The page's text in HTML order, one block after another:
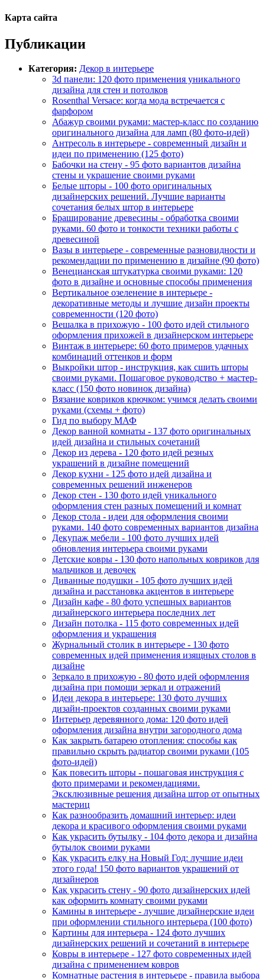
Карта сайта
Публикации
Категория: Декор в интерьере
3d панели: 120 фото применения уникального
дизайна для стен и потолков
Rosenthal Versace: когда мода встречается с
фарфором
Абажур своими руками: мастер-класс по созданию
оригинального дизайна для ламп (80 фото-идей)
Антресоль в интерьере - современный дизайн и
идеи по применению (125 фото)
Бабочки на стену - 95 фото вариантов дизайна
стены и украшение своими руками
Белые шторы - 100 фото оригинальных
дизайнерских решений. Лучшие варианты
сочетания белых штор в интерьере
Браширование древесины - обработка своими
руками. 60 фото и тонкости техники работы с
древесиной
Вазы в интерьере - современные разновидности и
рекомендации по применению в дизайне (90 фото)
Венецианская штукатурка своими руками: 120
фото в дизайне и основные способы применения
Вертикальное озеленение в интерьере -
декоративные методы и лучшие дизайн проекты
современности (120 фото)
Вешалка в прихожую - 100 фото идей стильного
оформления прихожей в дизайнерском интерьере
Винтаж в интерьере: 60 фото примеров удачных
комбинаций оттенков и форм
Выкройки штор - инструкция, как сшить шторы
своими руками. Пошаговое руководство + мастер-
класс (150 фото новинок дизайна)
Вязание ковриков крючком: учимся делать своими
руками (схемы + фото)
Гид по выбору МАФ
Декор ванной комнаты - 137 фото оригинальных
идей дизайна и стильных сочетаний
Декор из дерева - 120 фото идей резных
украшений в дизайне помещений
Декор кухни - 125 фото идей дизайна и
современных решений инженеров
Декор стен - 130 фото идей уникального
оформления стен разных помещений и комнат
Декор стола - идеи для оформления своими
руками. 140 фото современных вариантов дизайна
Декупаж мебели - 100 фото лучших идей
обновления интерьера своими руками
Детские ковры - 130 фото напольных ковриков для
мальчиков и девочек
Диванные подушки - 105 фото лучших идей
дизайна и расстановка акцентов в интерьере
Дизайн кафе - 80 фото успешных вариантов
дизайнерского интерьера последних лет
Дизайн потолка - 115 фото современных идей
оформления и украшения
Журнальный столик в интерьере - 130 фото
современных идей применения изящных столов в
дизайне
Зеркало в прихожую - 80 фото идей оформления
дизайна при помощи зеркал и отражений
Идеи декора в интерьере: 130 фото лучших
дизайн-проектов созданных своими руками
Интерьер деревянного дома: 120 фото идей
оформления дизайна внутри загородного дома
Как закрыть батарею отопления: способы как
правильно скрыть радиатор своими руками (105
фото-идей)
Как повесить шторы - пошаговая инструкция с
фото примерами и рекомендациями.
Эксклюзивные решения дизайна штор от опытных
мастериц
Как разнообразить домашний интерьер: идеи
декора и красивого оформления своими руками
Как украсить бутылку - 104 фото декора и дизайна
бутылок своими руками
Как украсить елку на Новый Год: лучшие идеи
этого года! 150 фото вариантов украшений от
дизайнеров
Как украсить стену - 90 фото дизайнерских идей
как оформить комнату своими руками
Камины в интерьере - лучшие дизайнерские идеи
при оформлении стильного интерьера (100 фото)
Картины для интерьера - 124 фото лучших
дизайнерских решений и сочетаний в интерьере
Ковры в интерьере - 127 фото современных идей
дизайна с применением ковров
Комнатные растения в интерьере - правила выбора